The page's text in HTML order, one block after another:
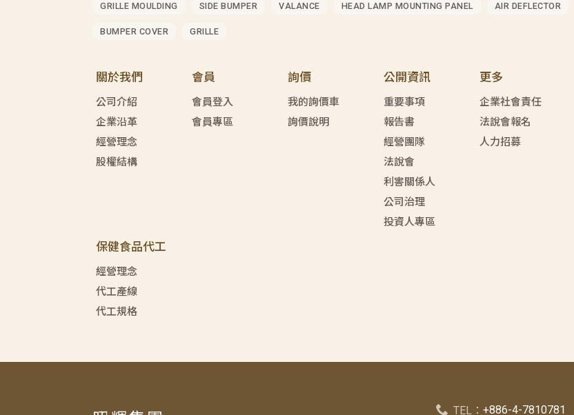
GRILLE MOULDING SIDE BUMPER VALANCE HEAD LAMP MOUNTING PANEL AIR DEFLECTOR
BUMPER COVER GRILLE
關於我們
公司介紹
企業沿革
經營理念
股權結構
會員
會員登入
會員專區
詢價
我的詢價車
詢價說明
公開資訊
重要事項
報告書
經營團隊
法說會
利害關係人
公司治理
投資人專區
更多
企業社會責任
法說會報名
人力招募
保健食品代工
經營理念
代工產線
代工規格
TEL： +886-4-7810781